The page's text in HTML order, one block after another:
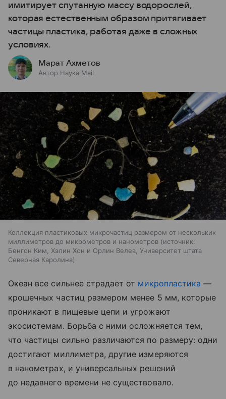
имитирует спутанную массу водорослей,
которая естественным образом притягивает
частицы пластика, работая даже в сложных
условиях.
Марат Ахметов
Автор Наука Mail
Коллекция пластиковых микрочастиц размером от нескольких
миллиметров до микрометров и нанометров
источник:
Бенгон Ким, Хэлин Хон и Орлин Велев, Университет штата
Северная Каролина
Океан все сильнее страдает от микропластика —
крошечных частиц размером менее 5 мм, которые
проникают в пищевые цепи и угрожают
экосистемам. Борьба с ними осложняется тем,
что частицы сильно различаются по размеру: одни
достигают миллиметра, другие измеряются
в нанометрах, и универсальных решений
до недавнего времени не существовало.